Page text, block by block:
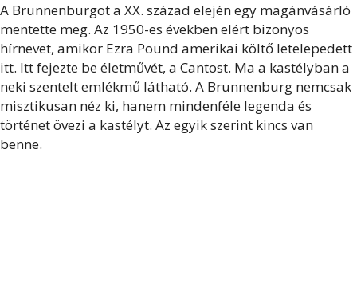
A Brunnenburgot a XX. század elején egy magánvásárló
mentette meg. Az 1950-es években elért bizonyos
hírnevet, amikor Ezra Pound amerikai költő letelepedett
itt. Itt fejezte be életművét, a Cantost. Ma a kastélyban a
neki szentelt emlékmű látható. A Brunnenburg nemcsak
misztikusan néz ki, hanem mindenféle legenda és
történet övezi a kastélyt. Az egyik szerint kincs van
benne.